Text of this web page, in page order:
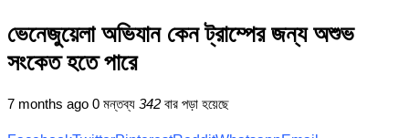
ভেনেজুয়েলা অভিযান কেন ট্রাম্পের জন্য অশুভ
সংকেত হতে পারে
7 months ago 0 মন্তব্য 342 বার পড়া হয়েছে